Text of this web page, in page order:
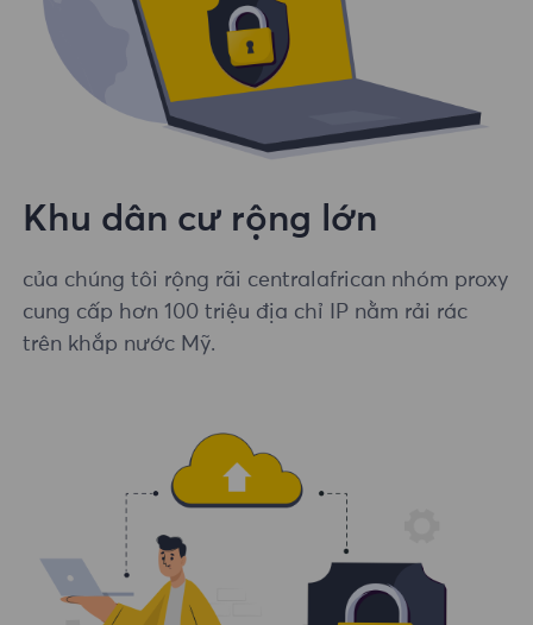
Khu dân cư rộng lớn
của chúng tôi rộng rãi centralafrican nhóm proxy
cung cấp hơn 100 triệu địa chỉ IP nằm rải rác
trên khắp nước Mỹ.